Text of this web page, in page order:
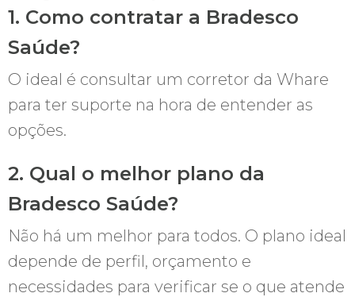
1. Como contratar a Bradesco
Saúde?
O ideal é consultar um corretor da Whare
para ter suporte na hora de entender as
opções.
2. Qual o melhor plano da
Bradesco Saúde?
Não há um melhor para todos. O plano ideal
depende de perfil, orçamento e
necessidades para verificar se o que atende